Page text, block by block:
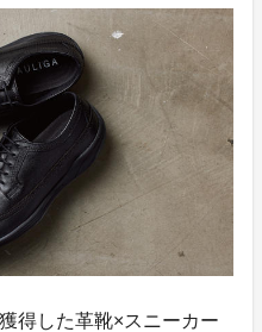
得した革靴×スニーカー